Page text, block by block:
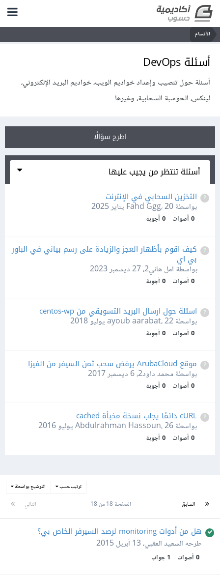
الأقسام
أسئلة DevOps
أسئلة حول تنصيب وإعداد خواديم الويب، خواديم البريد الإلكتروني،
لينكس، الحوسبة السحابية، وغيرها
اطرح سؤالًا
أسئلة تنتظر من يجيب عليها
التخزين السحابي في الإنترنت
بواسطة Fahd Ggg،20 يناير 2025
0 أصوات 0 أجوبة
كيف اقوم بأظهار العجز والزيادة على رسم بياني في الباور
بي اي
بواسطة امل هاني2، 27 ديسمبر 2023
0 أصوات 0 أجوبة
اسئلة حول ارسال البريد التسويقي من centos-wp
بواسطة ayoub aarabat،22 يوليو 2018
0 أصوات 0 أجوبة
موقع ArubaCloud يرفض سحب ثمن السيفر من الفيزا
بواسطة محمد داود2، 6 ديسمبر 2017
0 أصوات 0 أجوبة
cURL دائمًا يجلب نسخة مخبأة cached
بواسطة Abdulrahman Hassoun،26 يوليو 2016
0 أصوات 0 أجوبة
ترتيب حسب الترشيح بواسطة
السابق التالي الصفحة 18 من 18
هل من أدوات monitoring لرصد السيرفر الخاص بي؟
طرحه السعيد العقبي،13 أبريل 2015
0 أصوات 1 جواب